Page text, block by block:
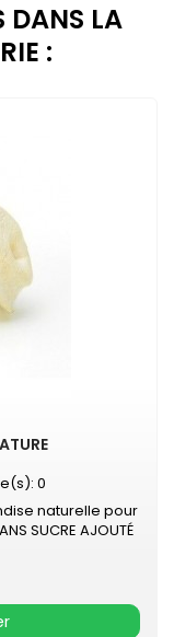
DANS LA
:
0
naturelle pour
SUCRE AJOUTÉ